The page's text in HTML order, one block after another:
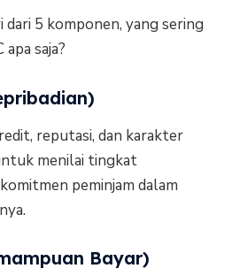
5 komponen, yang sering
saja?
reputasi, dan karakter
menilai tingkat
peminjam dalam
Bayar)